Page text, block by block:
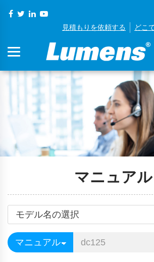
見積もりを依頼する どこ
マニュアル